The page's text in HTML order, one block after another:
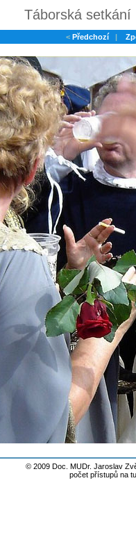
Táborská setkání
< Předchozí |
© 2009 Doc. MUDr. Jaroslav
počet přístupů na